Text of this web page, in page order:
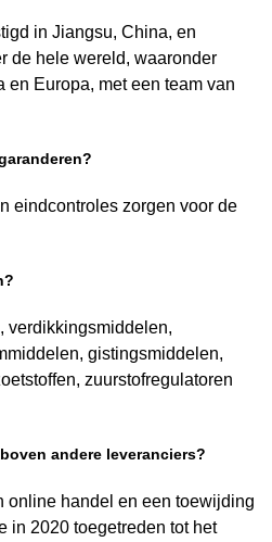
in Jiangsu, China, en
de hele wereld, waaronder
en Europa, met een team van
eindcontroles zorgen voor de
verdikkingsmiddelen,
gistingsmiddelen,
zuurstofregulatoren
andere leveranciers?
online handel en een toewijding
in 2020 toegetreden tot het